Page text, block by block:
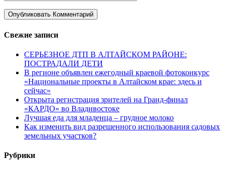
Свежие записи
СЕРЬЕЗНОЕ ДТП В АЛТАЙСКОМ РАЙОНЕ:
ПОСТРАДАЛИ ДЕТИ
В регионе объявлен ежегодный краевой фотоконкурс
«Национальные проекты в Алтайском крае: здесь и
сейчас»
Открыта регистрация зрителей на Гранд-финал
«КАРДО» во Владивостоке
Лучшая еда для младенца – грудное молоко
Как изменить вид разрешенного использования садовых
земельных участков?
Рубрики